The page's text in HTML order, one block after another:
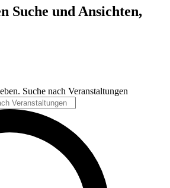
Suche und Ansichten,
Suche nach Veranstaltungen